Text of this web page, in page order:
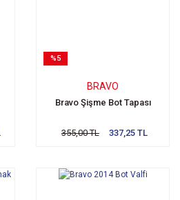
%5
BRAVO
Bravo Şişme Bot Tapası
355,00 TL 337,25 TL